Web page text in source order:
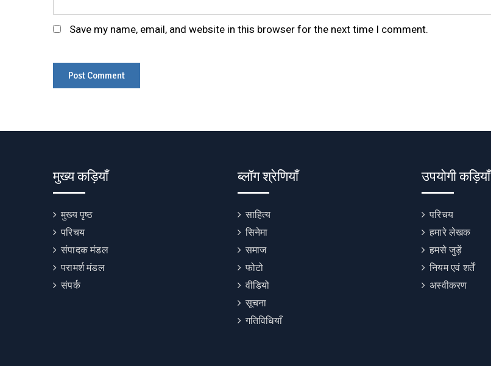
Save my name, email, and website in this browser for the next time I comment.
मुख्य कड़ियाँ
मुख्य पृष्ठ
परिचय
संपादक मंडल
परामर्श मंडल
संपर्क
ब्लॉग श्रेणियाँ
साहित्य
सिनेमा
समाज
फोटो
वीडियो
सूचना
गतिविधियाँ
उपयोगी कड़ियाँ
परिचय
हमारे लेखक
हमसे जुड़ें
नियम एवं शर्तें
अस्वीकरण